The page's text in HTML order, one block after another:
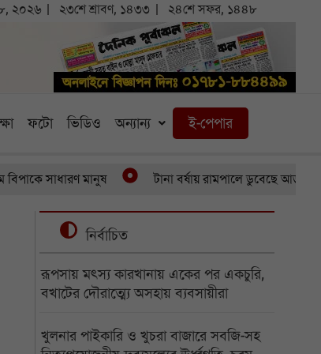
২০২৬ ২৩শে শ্রাবণ, ১৪৩৩ ২৪শে সফর, ১৪৪৮
ফটো ভিডিও অন্যান্য ই-পেপার
সাধারণ মানুষ টানা বর্ষায় রামপালে ডুবেছে আড়াইশ
নির্বাচিত
রূপসায় মৎস্য কারখানায় একের পর একচুরি,
বখাটের দৌরাত্ম্যে অসহায় ব্যবসায়ীরা
খুলনার পাইকারি ও খুচরা বাজারে সবজি-সহ